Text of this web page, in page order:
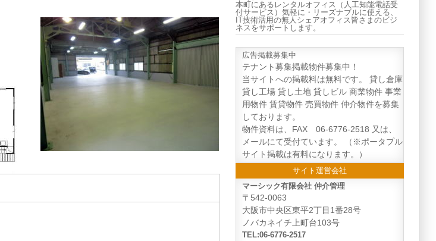
本町にあるレンタルオフィス（人工知能電話受
付サービス）気軽に・リーズナブルに使える、
IT技術活用の無人シェアオフィス皆さまのビジ
ネスをサポートします。
広告掲載募集中
テナント募集掲載物件募集中！
当サイトへの掲載料は無料です。 貸し倉庫
貸し工場 貸し土地 貸しビル 商業物件 事業
用物件 賃貸物件 売買物件 仲介物件を募集
しております。
物件資料は、FAX 06-6776-2518 又は、
メールにて受付ています。 （※ポータプル
サイト掲載は有料になります。）
サイト運営会社
マーシック有限会社 仲介管理
〒542-0063
大阪市中央区東平2丁目1番28号
ノバカネイチ上町台103号
TEL:06-6776-2517